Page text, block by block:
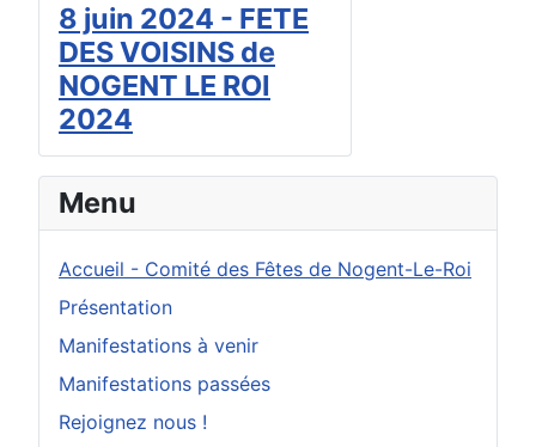
Menu
Accueil - Comité des Fêtes de Nogent-Le-Roi
Présentation
Manifestations à venir
Manifestations passées
Rejoignez nous !
8 juin 2024 - FETE
DES VOISINS de
NOGENT LE ROI
2024